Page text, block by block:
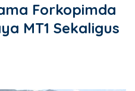
Forkopimda
MT1 Sekaligus